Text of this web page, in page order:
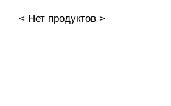
Скоро в продаже
< Нет продуктов >